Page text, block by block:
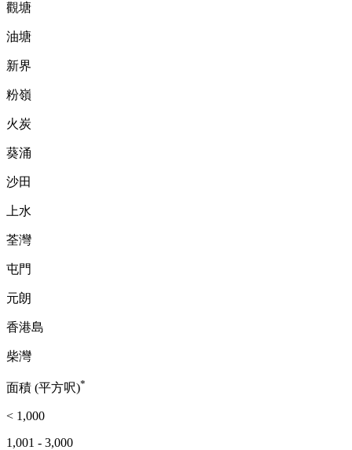
觀塘
油塘
新界
粉嶺
火炭
葵涌
沙田
上水
荃灣
屯門
元朗
香港島
柴灣
面積 (平方呎)*
< 1,000
1,001 - 3,000